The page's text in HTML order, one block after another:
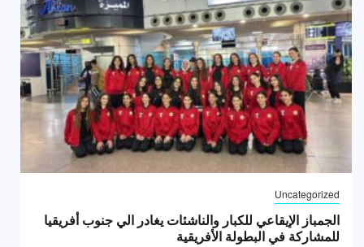
Uncategorized
الجمباز الإيقاعي للكبار والناشئات يغادر الي جنوب أفريقيا
للمشاركة في البطولة الأفريقية